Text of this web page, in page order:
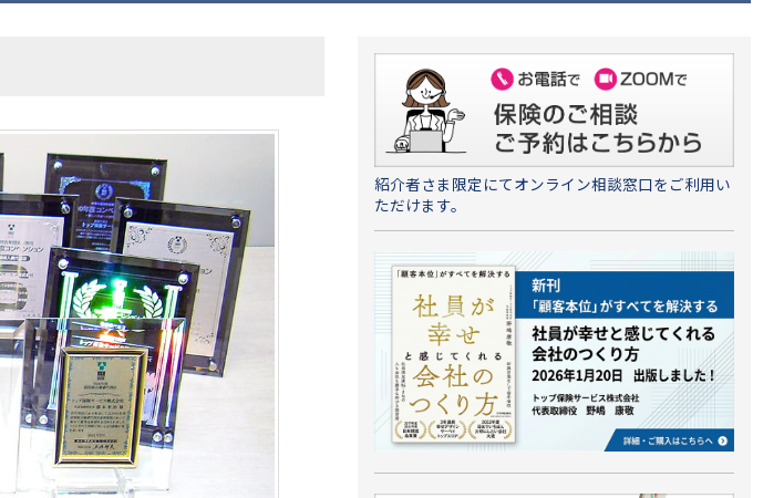
紹介者さま限定にてオンライン相談窓口をご利用い
ただけます。